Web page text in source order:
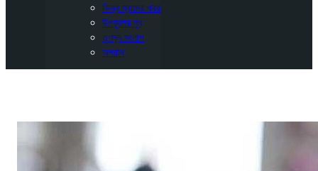
ভিন্ন স্বাদের খবর
উপকূলের মুখ
তৃণমূল সংলাপ
অপরাধ